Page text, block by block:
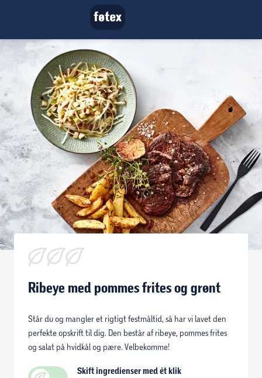
Ribeye med pommes frites og grønt
Står du og mangler et rigtigt festmåltid, så har vi lavet den
perfekte opskrift til dig. Den består af ribeye, pommes frites
og salat på hvidkål og pære. Velbekomme!
Skift ingredienser med ét klik